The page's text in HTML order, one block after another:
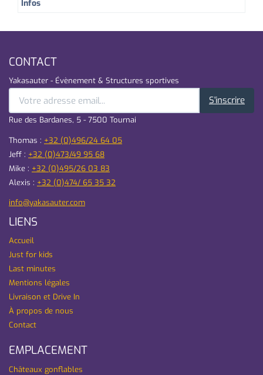
Infos
CONTACT
Yakasauter - Évènement & Structures sportives
S'inscrire
Rue des Bardanes, 5 - 7500 Tournai
Thomas : +32 (0)496/24 64 05
Jeff : +32 (0)473/49 95 68
Mike : +32 (0)495/26 03 83
Alexis : +32 (0)474/ 65 35 32
info@yakasauter.com
LIENS
Accueil
Just for kids
Last minutes
Mentions légales
Livraison et Drive In
À propos de nous
Contact
EMPLACEMENT
Châteaux gonflables